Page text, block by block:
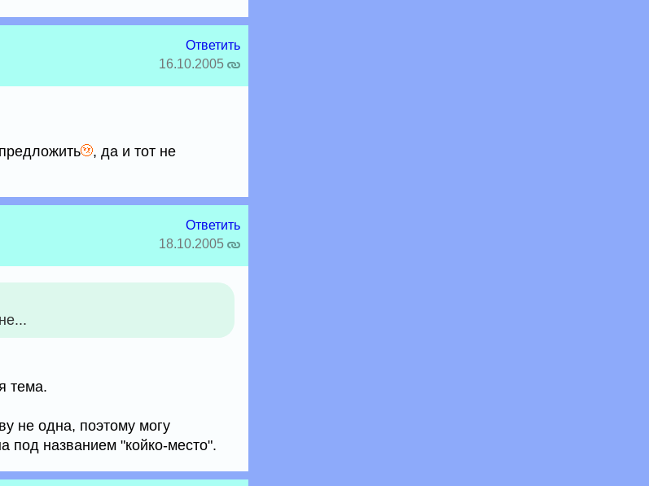
Ответить
16.10.2005
, да и тот не
Ответить
18.10.2005
тема.
не одна, поэтому могу
названием "койко-место".